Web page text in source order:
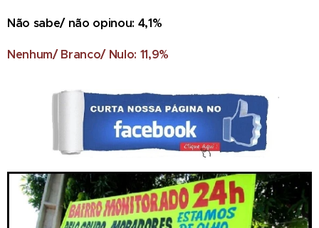
Não sabe/ não opinou: 4,1%
Nenhum/ Branco/ Nulo: 11,9%